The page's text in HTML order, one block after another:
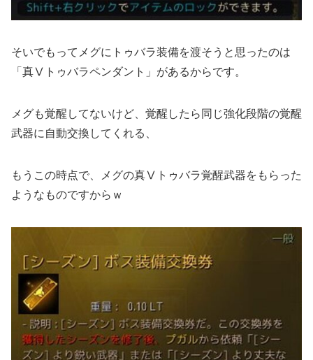
そいでもってメグにトゥバラ装備を渡そうと思ったのは
「真Ⅴトゥバラペンダント」があるからです。
メグも覚醒してないけど、覚醒したら同じ強化段階の覚醒
武器に自動交換してくれる、
もうこの時点で、メグの真Ⅴトゥバラ覚醒武器をもらった
ようなものですからｗ